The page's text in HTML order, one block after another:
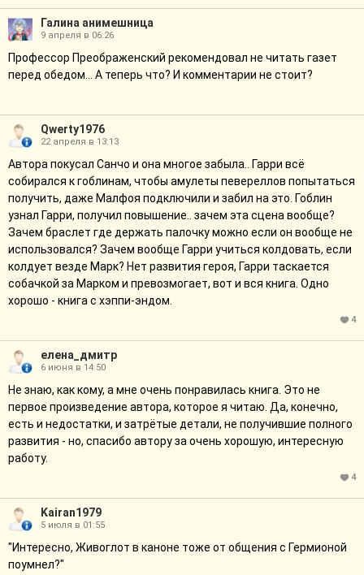
Галина анимешница
9 апреля в 06:26
Профессор Преображенский рекомендовал не читать газет
перед обедом... А теперь что? И комментарии не стоит?
Qwerty1976
22 апреля в 13:13
Автора покусал Санчо и она многое забыла.. Гарри всё
собирался к гоблинам, чтобы амулеты певереллов попытаться
получить, даже Малфоя подключили и забил на это. Гоблин
узнал Гарри, получил повышение.. зачем эта сцена вообще?
Зачем браслет где держать палочку можно если он вообще не
использовался? Зачем вообще Гарри учиться колдовать, если
колдует везде Марк? Нет развития героя, Гарри таскается
собачкой за Марком и превозмогает, вот и вся книга. Одно
хорошо - книга с хэппи-эндом.
4
елена_дмитр
6 июня в 14:50
Не знаю, как кому, а мне очень понравилась книга. Это не
первое произведение автора, которое я читаю. Да, конечно,
есть и недостатки, и затрётые детали, не получившие полного
развития - но, спасибо автору за очень хорошую, интересную
работу.
4
Kairan1979
5 июля в 01:55
"Интересно, Живоглот в каноне тоже от общения с Гермионой
поумнел?"